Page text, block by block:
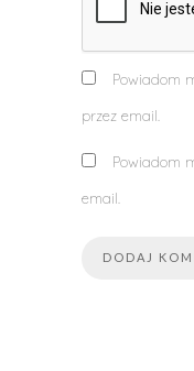
Powiadom
przez email.
Powiadom
email.